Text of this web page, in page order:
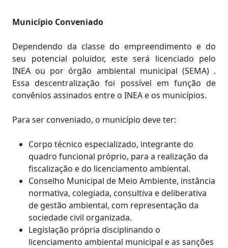
Município Conveniado
Dependendo da classe do empreendimento e do
seu potencial poluidor, este será licenciado pelo
INEA ou por órgão ambiental municipal (SEMA) .
Essa descentralização foi possível em função de
convênios assinados entre o INEA e os municípios.
Para ser conveniado, o município deve ter:
Corpo técnico especializado, integrante do
quadro funcional próprio, para a realização da
fiscalização e do licenciamento ambiental.
Conselho Municipal de Meio Ambiente, instância
normativa, colegiada, consultiva e deliberativa
de gestão ambiental, com representação da
sociedade civil organizada.
Legislação própria disciplinando o
licenciamento ambiental municipal e as sanções